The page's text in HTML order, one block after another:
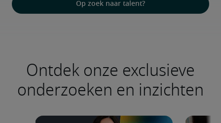
Op zoek naar talent?
Ontdek onze exclusieve
onderzoeken en inzichten